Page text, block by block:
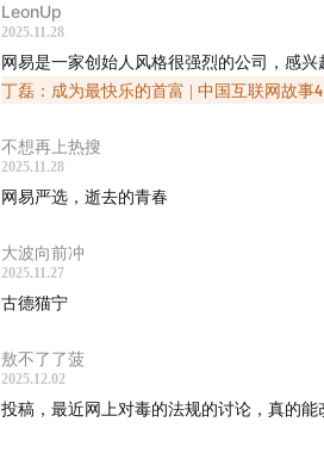
LeonUp
2025.11.28
网易是一家创始人风格很强烈的公司，感
丁磊：成为最快乐的首富 | 中国互联网故事4
不想再上热搜
2025.11.28
网易严选，逝去的青春
大波向前冲
2025.11.27
古德猫宁
敖不了了菠
2025.12.02
投稿，最近网上对毒的法规的讨论，真的